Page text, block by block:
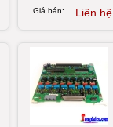
Giá bán: Liên hệ